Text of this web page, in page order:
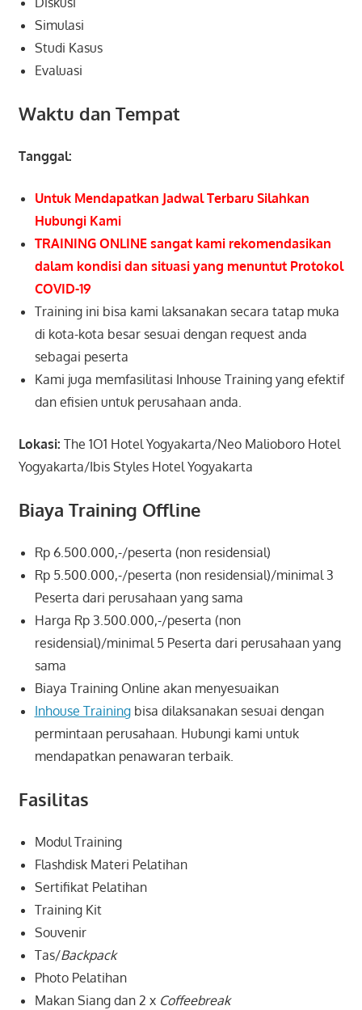
Simulasi
Studi Kasus
Evaluasi
Waktu dan Tempat
Tanggal:
Untuk Mendapatkan Jadwal Terbaru Silahkan
Hubungi Kami
TRAINING ONLINE sangat kami rekomendasikan
dalam kondisi dan situasi yang menuntut Protokol
COVID-19
Training ini bisa kami laksanakan secara tatap muka
di kota-kota besar sesuai dengan request anda
sebagai peserta
Kami juga memfasilitasi Inhouse Training yang efektif
dan efisien untuk perusahaan anda.
Lokasi: The 1O1 Hotel Yogyakarta/Neo Malioboro Hotel
Yogyakarta/Ibis Styles Hotel Yogyakarta
Biaya Training Offline
Rp 6.500.000,-/peserta (non residensial)
Rp 5.500.000,-/peserta (non residensial)/minimal 3
Peserta dari perusahaan yang sama
Harga Rp 3.500.000,-/peserta (non
residensial)/minimal 5 Peserta dari perusahaan yang
sama
Biaya Training Online akan menyesuaikan
Inhouse Trainingbisa dilaksanakan sesuai dengan
permintaan perusahaan. Hubungi kami untuk
mendapatkan penawaran terbaik.
Fasilitas
Modul Training
Flashdisk Materi Pelatihan
Sertifikat Pelatihan
Training Kit
Souvenir
Tas/Backpack
Photo Pelatihan
Makan Siang dan 2 x Coffeebreak